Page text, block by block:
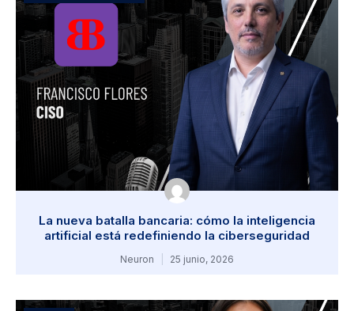
La nueva batalla bancaria: cómo la inteligencia
artificial está redefiniendo la ciberseguridad
Neuron 25 junio, 2026